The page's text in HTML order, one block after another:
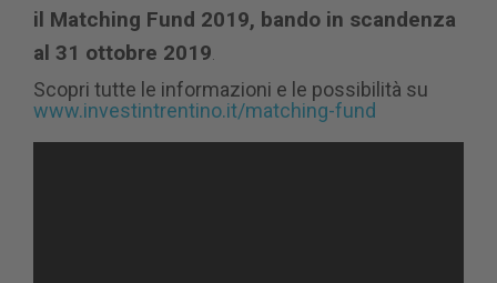
il Matching Fund 2019, bando in scandenza
al 31 ottobre 2019.
Scopri tutte le informazioni e le possibilità su
www.investintrentino.it/matching-fund